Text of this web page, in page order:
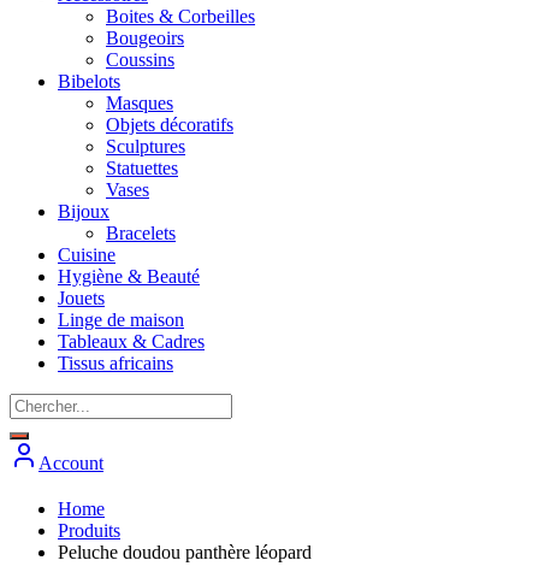
Boites & Corbeilles
Bougeoirs
Coussins
Bibelots
Masques
Objets décoratifs
Sculptures
Statuettes
Vases
Bijoux
Bracelets
Cuisine
Hygiène & Beauté
Jouets
Linge de maison
Tableaux & Cadres
Tissus africains
Account
Home
Produits
Peluche doudou panthère léopard